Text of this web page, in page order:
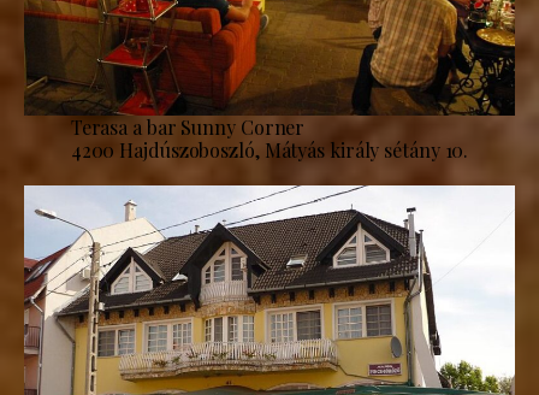
Terasa a bar Sunny Corner
4200 Hajdúszoboszló, Mátyás király sétány 10.